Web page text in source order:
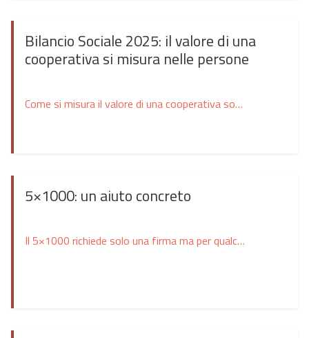
Bilancio Sociale 2025: il valore di una
cooperativa si misura nelle persone
Come si misura il valore di una cooperativa sociale? Certamente attraverso i numeri, ma soprattutto attraverso le storie, le relazioni e le opportunità che ogni giorno riesce a costruire per le persone e per il territorio. È questo il significato del Bilancio Sociale 2025 della Cooperativa Sociale Pagefha: uno strumento che racconta non solo i […]
5×1000: un aiuto concreto
Il 5×1000 richiede solo una firma ma per qualcuno può diventare molto di più: un’opportunità, un sostegno concreto, una possibilità di crescita, autonomia e inclusione. Anche quest’anno è possibile destinare il proprio 5×1000 a Cooperativa Sociale Pagefha, scegliendo di sostenere progetti, servizi e attività che ogni giorno coinvolgono bambini, adolescenti, famiglie, persone con disabilità e […]